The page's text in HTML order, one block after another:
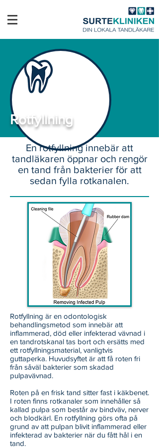
Rotfyllning
En rotfyllning innebär att
tandläkaren öppnar och rengör
en tand från bakterier för att
sedan fylla rotkanalen.
Rotfyllning är en odontologisk
behandlingsmetod som innebär att
inflammerad, död eller infekterad vävnad i
en tandrotskanal tas bort och ersätts med
ett rotfyllningsmaterial, vanligtvis
guttaperka. Huvudsyftet är att få roten fri
från såväl bakterier som skadad
pulpavävnad.
Roten på en frisk tand sitter fast i käkbenet.
I roten finns rotkanaler som innehåller så
kallad pulpa som består av bindväv, nerver
och blodkärl. En rotfyllning görs ofta på
grund av att pulpan blivit inflammerad eller
infekterad av bakterier när du fått hål i en
tand.